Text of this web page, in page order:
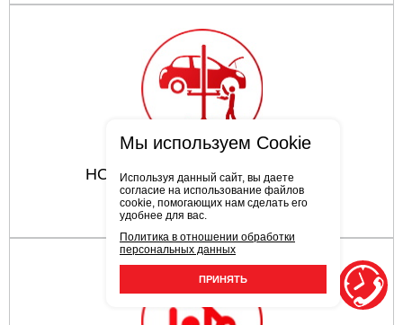
НОВЕЙШЕЕ ОБОРУДОВАНИЕ
Мы используем Cookie
Используя данный сайт, вы даете
согласие на использование файлов
cookie, помогающих нам сделать его
удобнее для вас.
Политика в отношении обработки
персональных данных
ПРИНЯТЬ